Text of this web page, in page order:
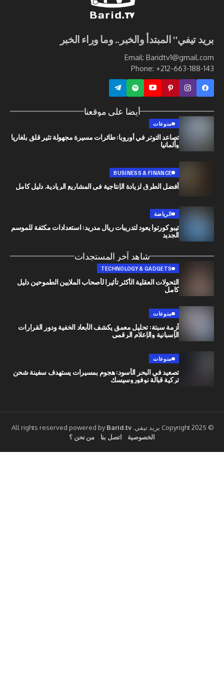
المبتدأ والخبر.. وما وراء الخبر
Email:
Phone: +212-
أيضا على موقعنا
تصاعد التوتر في أوروبا: طائرات مسيرة مجهولة تثير قلق بلغاريا
BUSINESS & FINANCE
أفضل الطرق لزيادة الإنتاجية في المشاريع الريادية. دليل كامل
تيبو كورتوا يعود لتدريبات ريال مدريد: استعدادات مكثفة للموسم
شاهد آخر المستجدات
TECHNOLOGY & GADGETS
التحولات العقلية الأكثر تأثيرا لأصحاب الملايين الطموحين دليل
أزمة سبتة: تحليل معمق يكشف الأبعاد الخفية ودور القرارات
الإسبانية والإعلام الرقمي
تصعيد في البحر الأسود: هجوم بمسيرات يستهدف سفينة شحن
تركية قبالة نوفوروسيسك
Barid.tv
اتصل بنا من نحن ؟